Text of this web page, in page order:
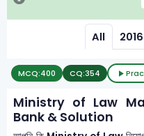
All 2016
MCQ:400 CQ:354
Ministry of Law
Bank & Solution